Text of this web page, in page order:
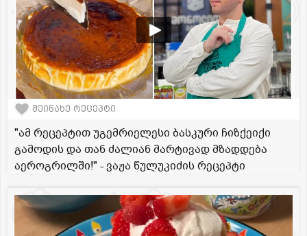
შეინახე რეცეპტი
"ამ რეცეპტით უგემრიელესი ბასკური ჩიზქეიქი
გამოდის და თან ძალიან მარტივად მზადდება
აეროგრილში!" - ვაჟა წულუკიძის რეცეპტი